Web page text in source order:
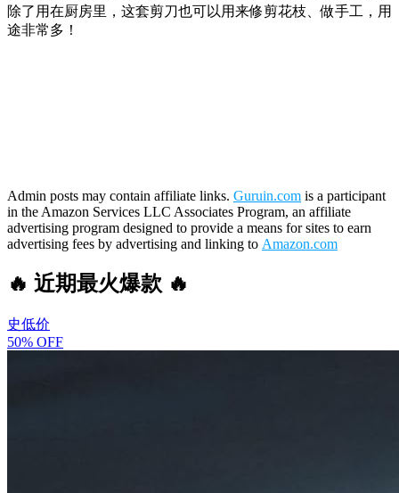
除了用在厨房里，这套剪刀也可以用来修剪花枝、做手工，用
途非常多！
Admin posts may contain affiliate links. Guruin.com is a participant
in the Amazon Services LLC Associates Program, an affiliate
advertising program designed to provide a means for sites to earn
advertising fees by advertising and linking to Amazon.com
🔥 近期最火爆款 🔥
史低价
50% OFF